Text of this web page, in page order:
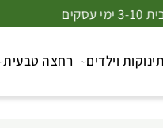
וילדים רחצה טבעית